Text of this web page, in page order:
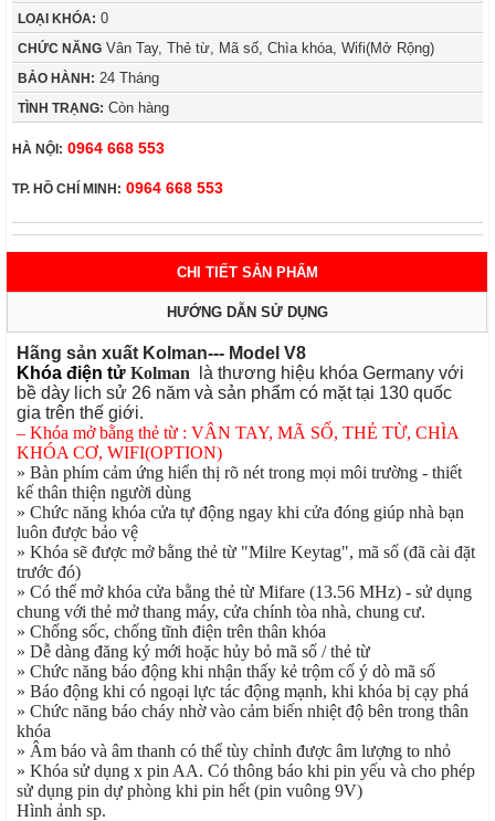
LOẠI KHÓA: 0
CHỨC NĂNG Vân Tay, Thẻ từ, Mã số, Chìa khóa, Wifi(Mở Rộng)
BẢO HÀNH: 24 Tháng
TÌNH TRẠNG: Còn hàng
HÀ NỘI: 0964 668 553
TP. HỒ CHÍ MINH: 0964 668 553
CHI TIẾT SẢN PHẨM
HƯỚNG DẪN SỬ DỤNG
Hãng sản xuất Kolman--- Model V8
Khóa điện tử Kolman
là thương hiệu khóa Germany với
bề dày lich sử 26 năm và sản phẩm có mặt tại 130 quốc
gia trên thế giới.
– Khóa mở bằng thẻ từ : VÂN TAY, MÃ SỐ, THẺ TỪ, CHÌA
KHÓA CƠ, WIFI(OPTION)
» Bàn phím cảm ứng hiển thị rõ nét trong mọi môi trường - thiết
kế thân thiện người dùng
» Chức năng khóa cửa tự động ngay khi cửa đóng giúp nhà bạn
luôn được bảo vệ
» Khóa sẽ được mở bằng thẻ từ "Milre Keytag", mã số (đã cài đặt
trước đó)
» Có thể mở khóa cửa bằng thẻ từ Mifare (13.56 MHz) - sử dụng
chung với thẻ mở thang máy, cửa chính tòa nhà, chung cư.
» Chống sốc, chống tĩnh điện trên thân khóa
» Dễ dàng đăng ký mới hoặc hủy bỏ mã số / thẻ từ
» Chức năng báo động khi nhận thấy kẻ trộm cố ý dò mã số
» Báo động khi có ngoại lực tác động mạnh, khi khóa bị cạy phá
» Chức năng báo cháy nhờ vào cảm biến nhiệt độ bên trong thân
khóa
» Âm báo và âm thanh có thể tùy chỉnh được âm lượng to nhỏ
» Khóa sử dụng x pin AA. Có thông báo khi pin yếu và cho phép
sử dụng pin dự phòng khi pin hết (pin vuông 9V)
Hình ảnh sp.